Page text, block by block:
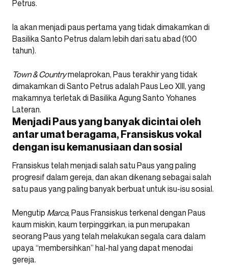
Petrus.
Ia akan menjadi paus pertama yang tidak dimakamkan di
Basilika Santo Petrus dalam lebih dari satu abad (100
tahun).
Town & Countrymelaprokan, Paus terakhir yang tidak
dimakamkan di Santo Petrus adalah Paus Leo XIII, yang
makamnya terletak di Basilika Agung Santo Yohanes
Lateran.
Menjadi Paus yang banyak dicintai oleh
antar umat beragama, Fransiskus vokal
dengan isu kemanusiaan dan sosial
Fransiskus telah menjadi salah satu Paus yang paling
progresif dalam gereja, dan akan dikenang sebagai salah
satu paus yang paling banyak berbuat untuk isu-isu sosial.
Mengutip Marca, Paus Fransiskus terkenal dengan Paus
kaum miskin, kaum terpinggirkan, ia pun merupakan
seorang Paus yang telah melakukan segala cara dalam
upaya “membersihkan” hal-hal yang dapat menodai
gereja.